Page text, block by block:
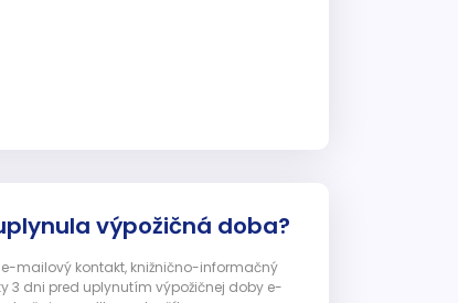
výpožičná doba?
mailový kontakt, knižnično-informačný
3 dni pred uplynutím výpožičnej doby e-